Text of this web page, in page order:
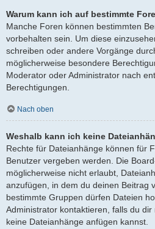
Warum kann ich auf bestimmte
Manche Foren können bestimmten
vorbehalten sein. Um diese
schreiben oder andere Vorgänge
möglicherweise besondere
Moderator oder Administrator nach
Berechtigungen.
Nach oben
Weshalb kann ich keine
Rechte für Dateianhänge können für
Benutzer vergeben werden. Die
möglicherweise nicht erlaubt,
anzufügen, in dem du deinen Beitrag
bestimmte Gruppen dürfen Dateien
Administrator kontaktieren, falls du
keine Dateianhänge anfügen kannst.